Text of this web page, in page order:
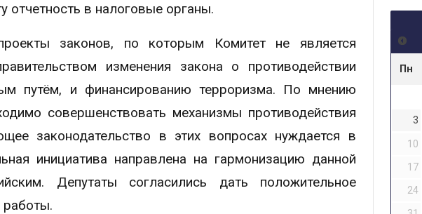
отчетность в налоговые органы.
законов, по которым Комитет не является
изменения закона о противодействии
путём, и финансированию терроризма. По мнению
совершенствовать механизмы противодействия
законодательство в этих вопросах нуждается в
инициатива направлена на гармонизацию данной
Депутаты согласились дать положительное
работы.
Пн
3
10
17
24